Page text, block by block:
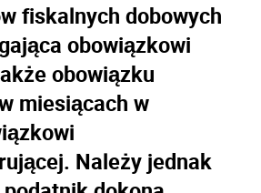
fiskalnych dobowych
obowiązkowi
obowiązku
miesiącach w
Należy jednak